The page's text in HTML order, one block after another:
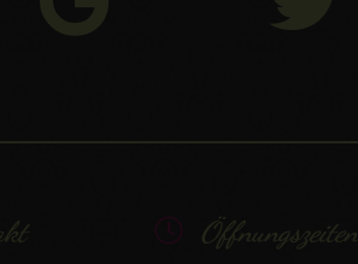
Öffnungszeiten